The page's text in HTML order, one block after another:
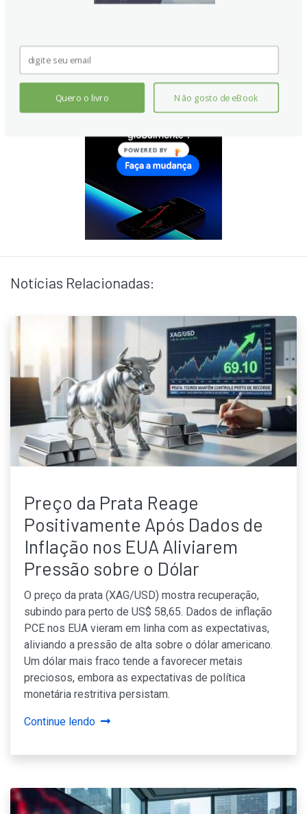
Notícias Relacionadas:
Preço da Prata Reage
Positivamente Após Dados de
Inflação nos EUA Aliviarem
Pressão sobre o Dólar
O preço da prata (XAG/USD) mostra recuperação,
subindo para perto de US$ 58,65. Dados de inflação
PCE nos EUA vieram em linha com as expectativas,
aliviando a pressão de alta sobre o dólar americano.
Um dólar mais fraco tende a favorecer metais
preciosos, embora as expectativas de política
monetária restritiva persistam.
Continue lendo
Quero o livro Não gosto de eBook